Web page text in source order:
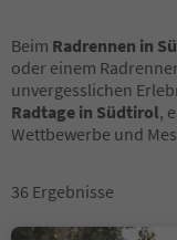
Beim Radrennen in
oder einem
unvergesslichen
Radtage in Südtirol,
Wettbewerbe und
36 Ergebnisse